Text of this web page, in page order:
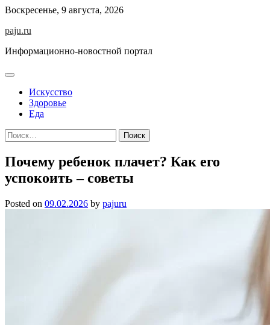
Skip
content
Воскресенье, 9 августа, 2026
paju.ru
Информационно-новостной портал
Искусство
Здоровье
Еда
Найти:
Почему ребенок плачет? Как его
успокоить – советы
Posted on 09.02.2026 by pajuru